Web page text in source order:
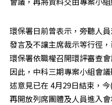
環保署日前曾表示，旁聽人
發言及不讓主席裁示等行徑
環保署依職權召開環評審查
因此，中科三期專案小組會
述意見已在 4月29日結束，
再開放列席團體及人員進入會